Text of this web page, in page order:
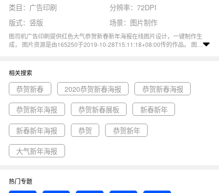
类目：广告印刷
分辨率：72DPI
版式：竖版
场景：图片制作
图司机广告印刷提供红色大气恭贺新春新年海报在线图片设计，一键制作生
成， 图片资源是由165250于2019-10-28T15:11:18+08:00传的作品。 图片
用于印刷海报行业，为您推荐与红色大气恭贺新春新年海报相关的专题恭贺
新春, 2020恭贺新春海报, 恭贺新春海报等优质图片模板资源。
相关搜索
恭贺新春 2020恭贺新春海报 恭贺新春海报
恭贺新年海报 恭贺新春展板 新春新年
新春新年海报 恭贺 恭贺新年
大气新年海报
热门专题